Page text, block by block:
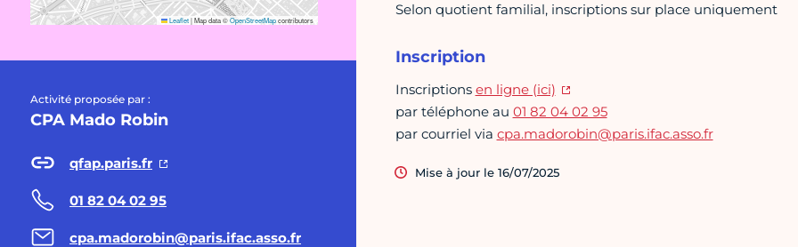
Leaflet|Map data ©OpenStreetMapcontributors
Activité proposée par :
CPA Mado Robin
qfap.paris.fr
01 82 04 02 95
cpa.madorobin@paris.ifac.asso.fr
Selon quotient familial, inscriptions sur place uniquement
Inscription
Inscriptions en ligne (ici)
par téléphone au 01 82 04 02 95
par courriel via cpa.madorobin@paris.ifac.asso.fr
Mise à jour le 16/07/2025